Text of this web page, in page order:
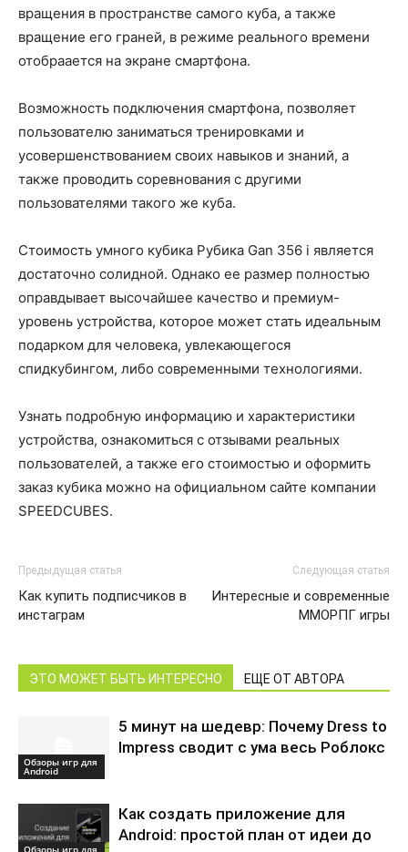
вращения в пространстве самого куба, а также
вращение его граней, в режиме реального времени
отобраается на экране смартфона.
Возможность подключения смартфона, позволяет
пользователю заниматься тренировками и
усовершенствованием своих навыков и знаний, а
также проводить соревнования с другими
пользователями такого же куба.
Стоимость умного кубика Рубика Gan 356 i является
достаточно солидной. Однако ее размер полностью
оправдывает высочайшее качество и премиум-
уровень устройства, которое может стать идеальным
подарком для человека, увлекающегося
спидкубингом, либо современными технологиями.
Узнать подробную информацию и характеристики
устройства, ознакомиться с отзывами реальных
пользователей, а также его стоимостью и оформить
заказ кубика можно на официальном сайте компании
SPEEDCUBES.
Предыдущая статья
Как купить подписчиков в
инстаграм
Следующая статья
Интересные и современные
MMOРПГ игры
ЭТО МОЖЕТ БЫТЬ ИНТЕРЕСНО ЕЩЕ ОТ АВТОРА
Обзоры игр для
Android
5 минут на шедевр: Почему Dress to
Impress сводит с ума весь Роблокс
Как создать приложение для
Android: простой план от идеи до